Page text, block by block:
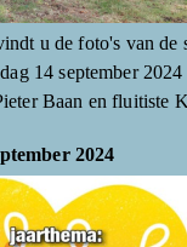
u de foto's van de
14 september
Baan en fluitiste
2024